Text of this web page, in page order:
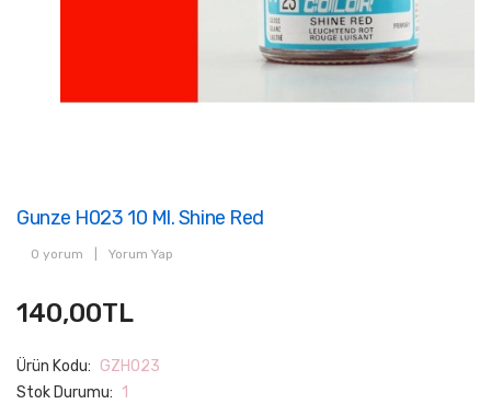
Gunze H023 10 Ml. Shine Red
0 yorum Yorum Yap
140,00TL
Ürün Kodu: GZH023
Stok Durumu: 1